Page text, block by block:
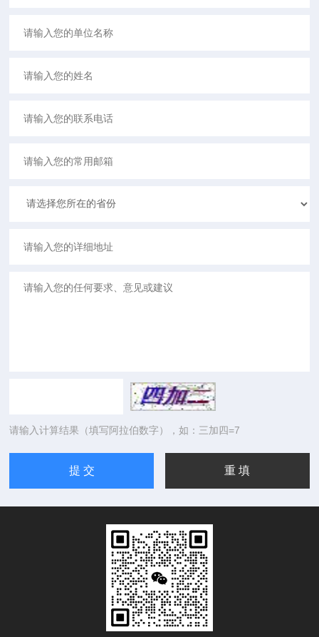
请输入计算结果（填写阿拉伯数字），如：三加四=7